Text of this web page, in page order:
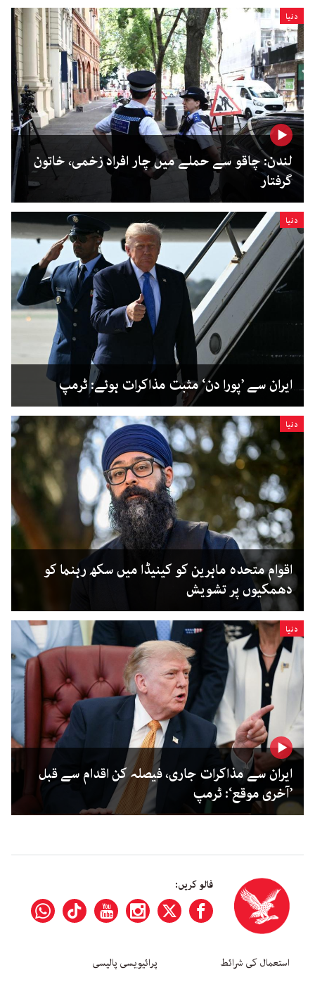
دنیا
لندن: چاقو سے حملے میں چار افراد زخمی، خاتون
گرفتار
دنیا
ایران سے ’پورا دن‘ مثبت مذاکرات ہوئے: ٹرمپ
دنیا
اقوام متحدہ ماہرین کو کینیڈا میں سکھ رہنما کو
دھمکیوں پر تشویش
دنیا
ایران سے مذاکرات جاری، فیصلہ کن اقدام سے قبل
’آخری موقع‘: ٹرمپ
فالو کریں:
استعمال کی شرائط پرائیویسی پالیسی